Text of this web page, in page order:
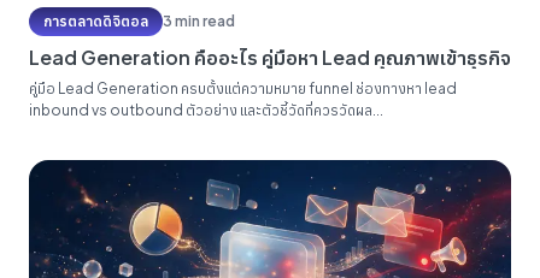
การตลาดดิจิตอล 3 min read
Lead Generation คืออะไร คู่มือหา Lead คุณภาพเข้าธุรกิจ
คู่มือ Lead Generation ครบตั้งแต่ความหมาย funnel ช่องทางหา lead
inbound vs outbound ตัวอย่าง และตัวชี้วัดที่ควรวัดผล...